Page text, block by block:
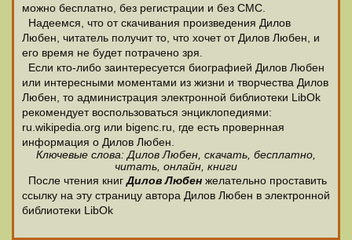
можно бесплатно, без регистрации и без СМС.
Надеемся, что от скачивания произведения Дилов
Любен, читатель получит то, что хочет от Дилов Любен, и
его время не будет потрачено зря.
Если кто-либо заинтересуется биографией Дилов Любен
или интересными моментами из жизни и творчества Дилов
Любен, то администрация электронной библиотеки LibOk
рекомендует воспользоваться энциклопедиями:
ru.wikipedia.org или bigenc.ru, где есть провернная
информация о Дилов Любен.
Ключевые слова: Дилов Любен, скачать, бесплатно,
читать, онлайн, книги
После чтения книгДилов Любен желательно проставить
ссылку на эту страницу автора Дилов Любен в электронной
библиотеки LibOk